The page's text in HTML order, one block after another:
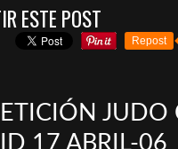
ESTE POST
Repost
17 ABRIL-06